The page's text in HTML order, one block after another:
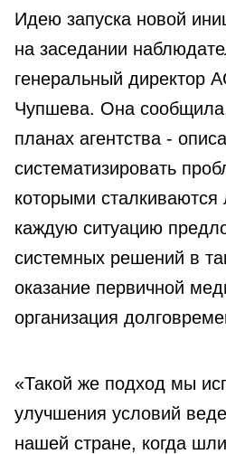
Идею запуска новой
на заседании
генеральный директор
Чупшева. Она
планах агентства -
систематизировать
которыми
каждую ситуацию
системных решений в
оказание первичной
организация
«Такой же подход мы
улучшения условий
нашей стране, когда